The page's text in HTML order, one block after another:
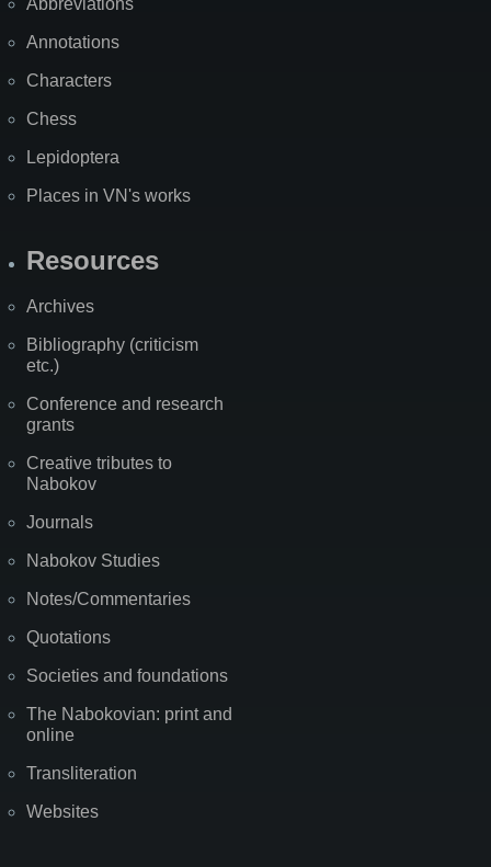
Annotations
Characters
Chess
Lepidoptera
Places in VN's works
Resources
Archives
Bibliography (criticism
etc.)
Conference and research
grants
Creative tributes to
Nabokov
Journals
Nabokov Studies
Notes/Commentaries
Quotations
Societies and foundations
The Nabokovian: print and
online
Transliteration
Websites